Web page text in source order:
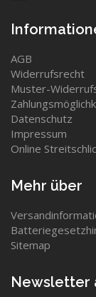
AGB
Widerrufsrecht
Muster-
Datenschutz
Impressum
Online
Mehr über
Sitemap
Newsletter